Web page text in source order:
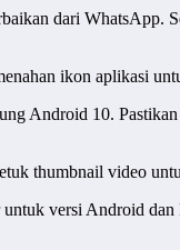
dari WhatsApp.
ikon aplikasi
Android 10.
thumbnail video
untuk versi Android